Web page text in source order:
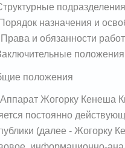
назначения и
и обязанности
положения
положения
Жогорку Кенеша
постоянно
(далее - Жогорку